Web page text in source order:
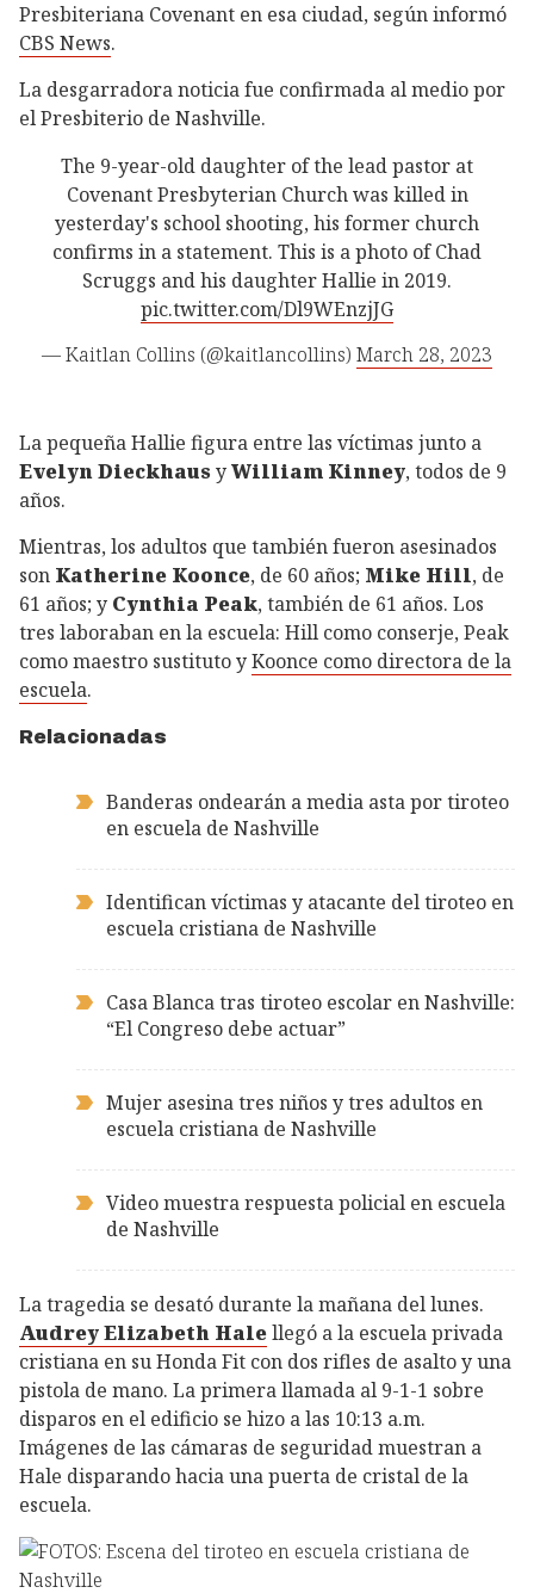
Presbiteriana Covenant en esa ciudad, según informó
CBS News.
La desgarradora noticia fue confirmada al medio por
el Presbiterio de Nashville.
The 9-year-old daughter of the lead pastor at
Covenant Presbyterian Church was killed in
yesterday's school shooting, his former church
confirms in a statement. This is a photo of Chad
Scruggs and his daughter Hallie in 2019.
pic.twitter.com/Dl9WEnzjJG
— Kaitlan Collins (@kaitlancollins) March 28, 2023
La pequeña Hallie figura entre las víctimas junto a
Evelyn Dieckhaus yWilliam Kinney, todos de 9
años.
Mientras, los adultos que también fueron asesinados
son Katherine Koonce, de 60 años; Mike Hill, de
61 años; y Cynthia Peak, también de 61 años. Los
tres laboraban en la escuela: Hill como conserje, Peak
como maestro sustituto yKoonce como directora de la
escuela.
Relacionadas
Banderas ondearán a media asta por tiroteo
en escuela de Nashville
Identifican víctimas y atacante del tiroteo en
escuela cristiana de Nashville
Casa Blanca tras tiroteo escolar en Nashville:
“El Congreso debe actuar”
Mujer asesina tres niños y tres adultos en
escuela cristiana de Nashville
Video muestra respuesta policial en escuela
de Nashville
La tragedia se desató durante la mañana del lunes.
Audrey Elizabeth Halellegó a la escuela privada
cristiana en su Honda Fit con dos rifles de asalto y una
pistola de mano. La primera llamada al 9-1-1 sobre
disparos en el edificio se hizo a las 10:13 a.m.
Imágenes de las cámaras de seguridad muestran a
Hale disparando hacia una puerta de cristal de la
escuela.